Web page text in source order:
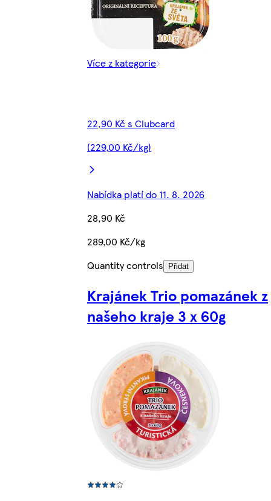
Více z kategorie
22,90 Kč s Clubcard
(229,00 Kč/kg)
Nabídka platí do 11. 8. 2026
28,90 Kč
289,00 Kč/kg
Quantity controls
Přidat
Krajánek Trio pomazánek z
našeho kraje 3 x 60g